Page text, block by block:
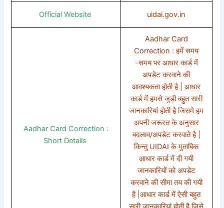
Official Website uidai.gov.in
Aadhar Card Correction :
Short Details
Aadhar Card
Correction : हमें समय
-समय पर आधार कार्ड में
अपडेट करवाने की
आवश्यकता होती है | आधार
कार्ड में हमसे जुड़ी बहुत सारी
जानकारियां होती है जिसमे हम
अपनी जरूरत के अनुसार
बदलाव/अपडेट करवाते है |
किन्तु UIDAI के मुताबिक
आधार कार्ड में दी गयी
जानकारियों को अपडेट
करवाने की सीमा तय की गयी
है |आधार कार्ड में ऐसी बहुत